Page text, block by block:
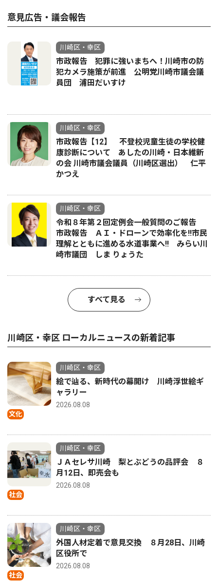
意見広告・議会報告
川崎区・幸区
市政報告 犯罪に強いまちへ！川崎市の防
犯カメラ施策が前進 公明党川崎市議会議
員団 浦田だいすけ
川崎区・幸区
市政報告【12】 不登校児童生徒の学校健
康診断について あしたの川崎・日本維新
の会 川崎市議会議員（川崎区選出） 仁平
かつえ
川崎区・幸区
令和８年第２回定例会一般質問のご報告
市政報告 ＡＩ・ドローンで効率化を!!市民
理解とともに進める水道事業へ!! みらい川
崎市議団 しま りょうた
すべて見る
川崎区・幸区 ローカルニュースの新着記事
文化
川崎区・幸区
絵で辿る、新時代の幕開け 川崎浮世絵ギ
ャラリー
2026.08.08
社会
川崎区・幸区
ＪＡセレサ川崎 梨とぶどうの品評会 ８
月12日、即売会も
2026.08.08
社会
川崎区・幸区
外国人材定着で意見交換 ８月28日、川崎
区役所で
2026.08.08